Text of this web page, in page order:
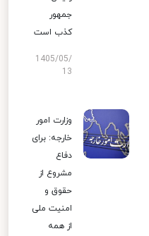
جمهور
کذب است
1405/05/
13
وزارت امور
خارجه: برای
دفاع
مشروع از
حقوق و
امنیت ملی
از همه